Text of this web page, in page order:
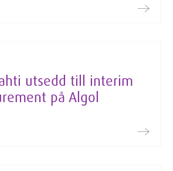
utsedd till interim
på Algol